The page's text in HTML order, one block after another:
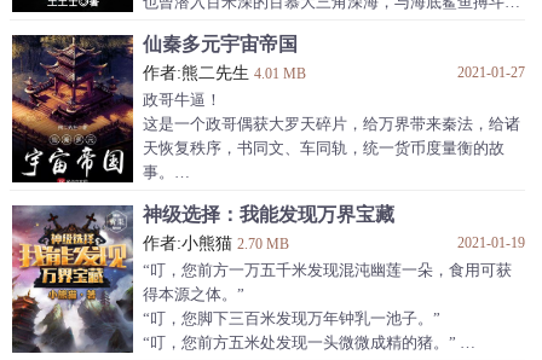
叫我旭爷，现在，我正在美洲，世界最大的热带雨林中
进行直播，大家可以看到，我浑身上下，只穿了一条短
裤，是的，连鞋也没穿，这一次，我要挑战不带任何物
品，在雨林极限生存六十天！
仙秦多元宇宙帝国
作者:熊二先生 4.01 MB 2021-01-27
政哥牛逼！
这是一个政哥偶获大罗天碎片，给万界带来秦法，给诸
天恢复秩序，书同文、车同轨，统一货币度量衡的故
事。
个角落——祖龙·始皇帝·仙秦之主·嬴姓赵氏名政。
陛下，您的恶名从东方昆仑仙界到西方万神殿无人不
知，无人不晓——主神殿主神。
依秦律，将之剔去仙骨、打散元神、生生世世，永坠轮
回——李斯。
岂曰无衣，与子同袍——仙秦将士。...
神级选择：我能发现万界宝藏
作者:小熊猫 2.70 MB 2021-01-19
“叮，您前方一万五千米发现混沌幽莲一朵，食用可获
得本源之体。”
“叮，您脚下三百米发现万年钟乳一池子。”
“叮，您前方五米处发现一头微微成精的猪。”